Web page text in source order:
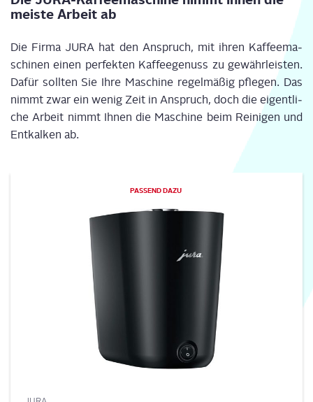
meis­te Arbeit ab
Die Fir­ma JURA hat den Anspruch, mit ihren Kaf­fee­ma­
schi­nen einen per­fek­ten Kaf­fee­ge­nuss zu gewähr­leis­ten.
Dafür soll­ten Sie Ihre Maschi­ne regel­mä­ßig pfle­gen. Das
nimmt zwar ein wenig Zeit in Anspruch, doch die eigent­li­
che Arbeit nimmt Ihnen die Maschi­ne beim Rei­ni­gen und
Ent­kal­ken ab.
PAS­SEND DAZU